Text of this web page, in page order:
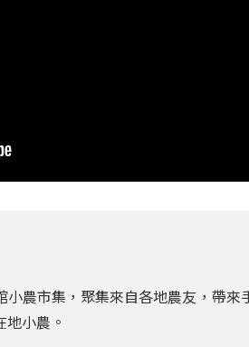
小農市集，聚集來自各地農友，帶
地小農。